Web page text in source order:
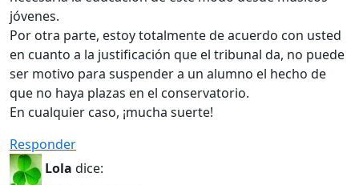
jóvenes.
Por otra parte, estoy totalmente de acuerdo con usted
en cuanto a la justificación que el tribunal da, no puede
ser motivo para suspender a un alumno el hecho de
que no haya plazas en el conservatorio.
En cualquier caso, ¡mucha suerte!
Responder
Lola dice: